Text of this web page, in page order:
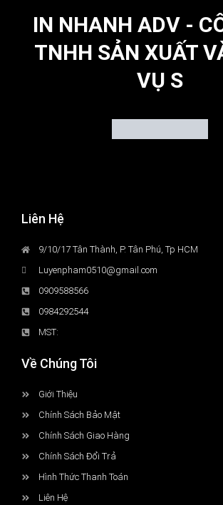
IN NHANH ADV -
TNHH SẢN XUẤT
VỤ S
Liên Hệ
9/10/17 Tân Thành, P. Tân Phú, Tp HCM
Luyenpham0510@gmail.com
0909588566
0984292544
MST:
Về Chúng Tôi
Giới Thiệu
Chính Sách Bảo Mật
Chính Sách Giao Hàng
Chính Sách Đổi Trả
Hình Thức Thanh Toán
Liên Hệ